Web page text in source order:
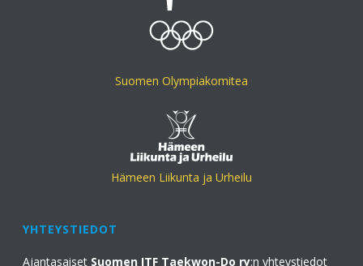
Suomen Olympiakomitea
Hämeen Liikunta ja Urheilu
YHTEYSTIEDOT
Ajantasaiset Suomen ITF Taekwon-Do ry:n yhteystiedot